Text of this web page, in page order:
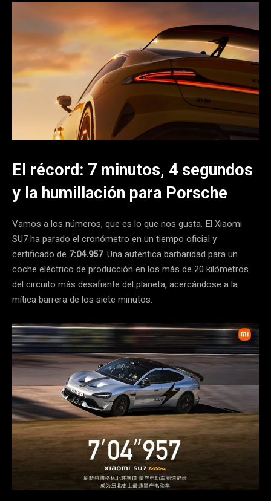
El récord: 7 minutos, 4 segundos
y la humillación para Porsche
Vamos a los números, que es lo que nos gusta. El Xiaomi
SU7 ha parado el cronómetro en un tiempo oficial y
certificado de 7:04.957. Una auténtica barbaridad para un
coche eléctrico de producción en los más de 20 kilómetros
del circuito más desafiante del planeta, acercándose a la
mítica barrera de los siete minutos.